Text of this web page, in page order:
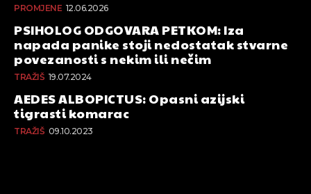
PROMJENE 12.06.2026
PSIHOLOG ODGOVARA PETKOM: Iza
napada panike stoji nedostatak stvarne
povezanosti s nekim ili nečim
TRAŽIŠ 19.07.2024
AEDES ALBOPICTUS: Opasni azijski
tigrasti komarac
TRAŽIŠ 09.10.2023